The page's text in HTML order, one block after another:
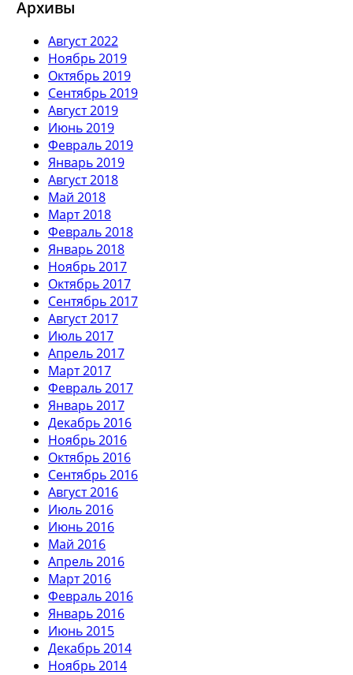
Архивы
Август 2022
Ноябрь 2019
Октябрь 2019
Сентябрь 2019
Август 2019
Июнь 2019
Февраль 2019
Январь 2019
Август 2018
Май 2018
Март 2018
Февраль 2018
Январь 2018
Ноябрь 2017
Октябрь 2017
Сентябрь 2017
Август 2017
Июль 2017
Апрель 2017
Март 2017
Февраль 2017
Январь 2017
Декабрь 2016
Ноябрь 2016
Октябрь 2016
Сентябрь 2016
Август 2016
Июль 2016
Июнь 2016
Май 2016
Апрель 2016
Март 2016
Февраль 2016
Январь 2016
Июнь 2015
Декабрь 2014
Ноябрь 2014